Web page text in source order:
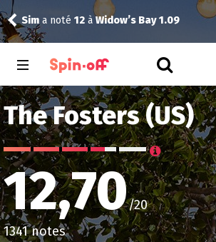
Drannock a noté14àStargate SG-1 1.13
The Fosters (US)
12,70/20
1341 notes